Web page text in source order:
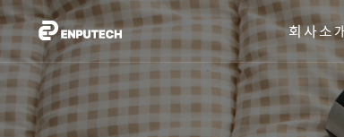
회사소